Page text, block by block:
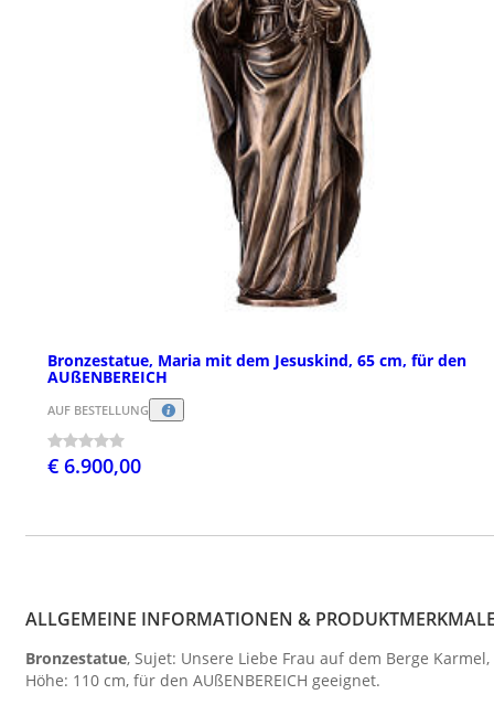
Bronzestatue, Maria mit dem Jesuskind, 65 cm, für den
AUßENBEREICH
AUF BESTELLUNG
€ 6.900,00
ALLGEMEINE INFORMATIONEN &
Bronzestatue, Sujet: Unsere Liebe Frau auf dem Berge Karmel,
Höhe: 110 cm, für den AUßENBEREICH geeignet.